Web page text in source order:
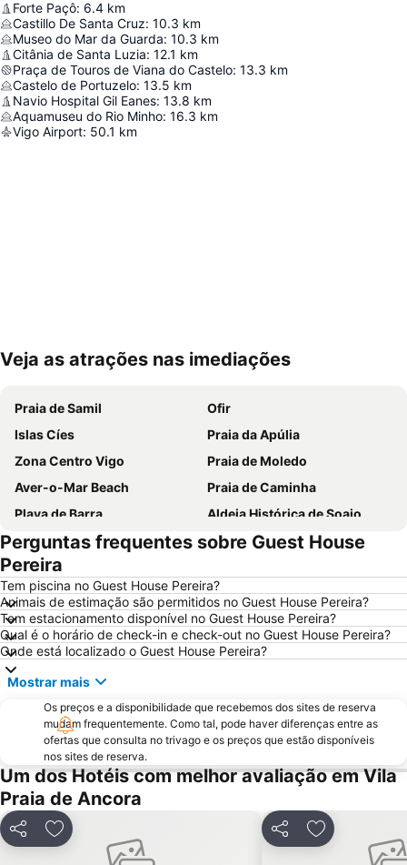
Forte Paçô: 6.4 km
Castillo De Santa Cruz: 10.3 km
Museo do Mar da Guarda: 10.3 km
Citânia de Santa Luzia: 12.1 km
Praça de Touros de Viana do Castelo: 13.3 km
Castelo de Portuzelo: 13.5 km
Navio Hospital Gil Eanes: 13.8 km
Aquamuseu do Rio Minho: 16.3 km
Vigo Airport: 50.1 km
Ampliar mapa
Veja as atrações nas imediações
Praia de Samil
Ofir
Islas Cíes
Praia da Apúlia
Zona Centro Vigo
Praia de Moledo
Aver-o-Mar Beach
Praia de Caminha
Playa de Barra
Aldeia Histórica de Soajo
da Póvoa de Varzim
Vila Praia de Âncora
Braga Parque
Bom Jesus do Monte
Cascata do Tahiti - Ermida
do Cabedelo
Praia Fluvial do Taboão
Termas Romanas do Alto da Cividade
Estação de Caminhos de Ferro de Braga
Vigo-Guixar
Estela Beach
Lago dos Cisnes
Da Amorosa
Barrio de Samil
Recinto Ferial de Vigo
Praia da Foz do Minho
América
Patos
Puerto de Baiona
de Castelo de Neiva
Perguntas frequentes sobre Guest House
Pereira
Tem piscina no Guest House Pereira?
Animais de estimação são permitidos no Guest House Pereira?
Tem estacionamento disponível no Guest House Pereira?
Qual é o horário de check-in e check-out no Guest House Pereira?
Onde está localizado o Guest House Pereira?
Mostrar mais
Os preços e a disponibilidade que recebemos dos sites de reserva
mudam frequentemente. Como tal, pode haver diferenças entre as
ofertas que consulta no trivago e os preços que estão disponíveis
nos sites de reserva.
Um dos Hotéis com melhor avaliação em Vila
Praia de Ancora
PartilharAdicionar aos favoritos PartilharAdicionar